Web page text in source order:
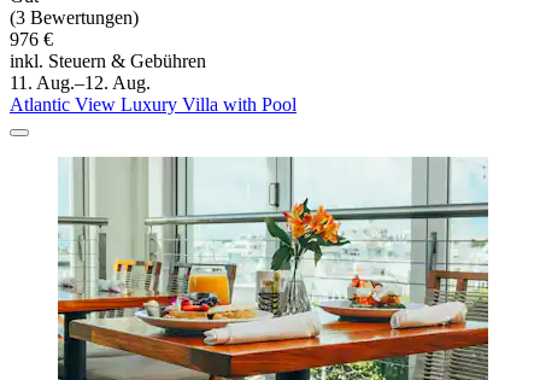
(3 Bewertungen)
976 €
inkl. Steuern & Gebühren
11. Aug.–12. Aug.
Atlantic View Luxury Villa with Pool